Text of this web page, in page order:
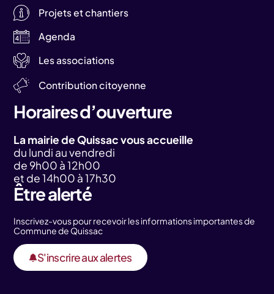
Projets et chantiers
Agenda
Les associations
Contribution citoyenne
Horaires d’ouverture
La mairie de Quissac vous accueille
du lundi au vendredi
de 9h00 à 12h00
et de 14h00 à 17h30
Être alerté
Inscrivez-vous pour recevoir les informations importantes de
Commune de Quissac
S'inscrire aux alertes